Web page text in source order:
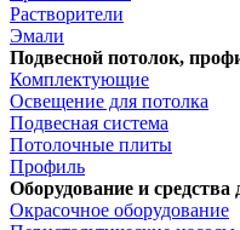
Растворители
Эмали
Подвесной потолок,
Комплектующие
Освещение для потолка
Подвесная система
Потолочные плиты
Профиль
Оборудование и средства
Окрасочное оборудование